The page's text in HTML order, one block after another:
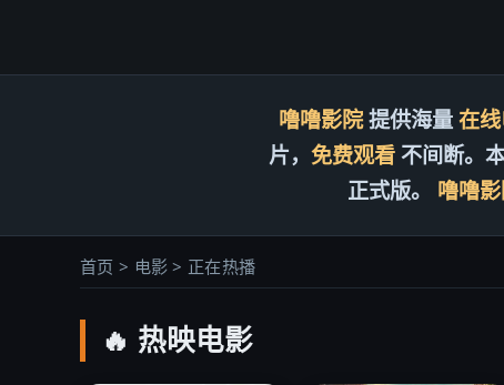
噜噜影院提供海量在
片， 免费观看不间断。
正式版。 噜噜
首页 > 电影 > 正在热播
🔥 热映电影